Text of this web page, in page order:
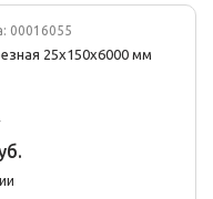
00016055
25x150x6000 мм